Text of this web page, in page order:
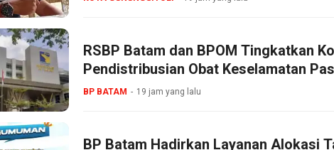
RSBP Batam dan BPOM Tingkatkan
Pendistribusian Obat Keselamatan
BP BATAM 19 jam yang lalu
BP Batam Hadirkan Layanan Alokasi